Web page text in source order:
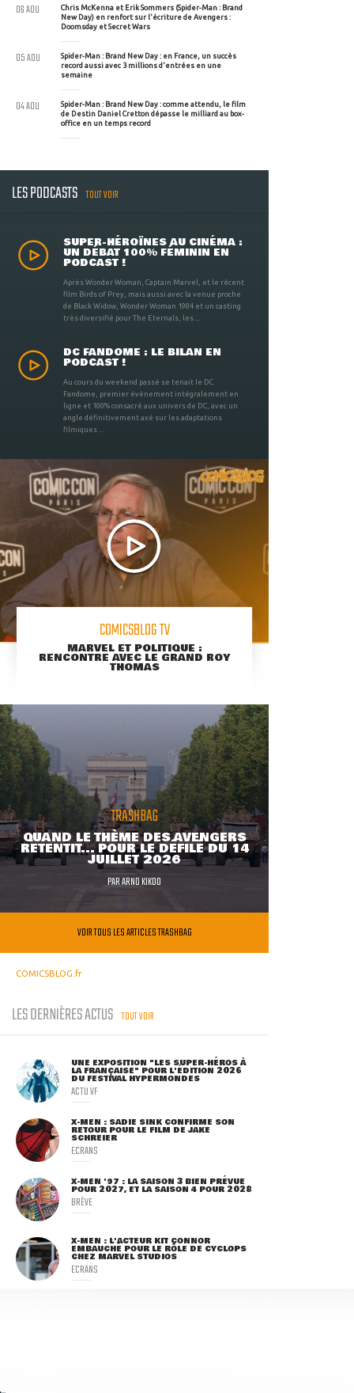
Chris McKenna et Erik Sommers (Spider-Man : Brand
New Day) en renfort sur l'écriture de Avengers :
Doomsday et Secret Wars
06 AOU
Spider-Man : Brand New Day : en France, un succès
record aussi avec 3 millions d'entrées en une
semaine
05 AOU
Spider-Man : Brand New Day : comme attendu, le film
de Destin Daniel Cretton dépasse le milliard au box-
office en un temps record
04 AOU
LES PODCASTS TOUT VOIR
SUPER-HÉROÏNES AU CINÉMA :
UN DÉBAT 100% FÉMININ EN
PODCAST !
Après Wonder Woman, Captain Marvel, et le récent
film Birds of Prey, mais aussi avec la venue proche
de Black Widow, Wonder Woman 1984 et un casting
très diversifié pour The Eternals, les ...
DC FANDOME : LE BILAN EN
PODCAST !
Au cours du weekend passé se tenait le DC
Fandome, premier évènement intégralement en
ligne et 100% consacré aux univers de DC, avec un
angle définitivement axé sur les adaptations
filmiques ...
COMICSBLOG TV
MARVEL ET POLITIQUE :
RENCONTRE AVEC LE GRAND ROY
THOMAS
TRASHBAG
QUAND LE THÈME DES AVENGERS
RETENTIT... POUR LE DÉFILÉ DU 14
JUILLET 2026
PARARNO KIKOO
VOIR TOUS LES ARTICLES TRASHBAG
COMICSBLOG.fr
LES DERNIÈRES ACTUS TOUT VOIR
UNE EXPOSITION "LES SUPER-HÉROS À
LA FRANÇAISE" POUR L'ÉDITION 2026
DU FESTIVAL HYPERMONDES
ACTU VF
X-MEN : SADIE SINK CONFIRME SON
RETOUR POUR LE FILM DE JAKE
SCHREIER
ECRANS
X-MEN '97 : LA SAISON 3 BIEN PRÉVUE
POUR 2027, ET LA SAISON 4 POUR 2028
BRÈVE
X-MEN : L'ACTEUR KIT CONNOR
EMBAUCHÉ POUR LE RÔLE DE CYCLOPS
CHEZ MARVEL STUDIOS
ECRANS